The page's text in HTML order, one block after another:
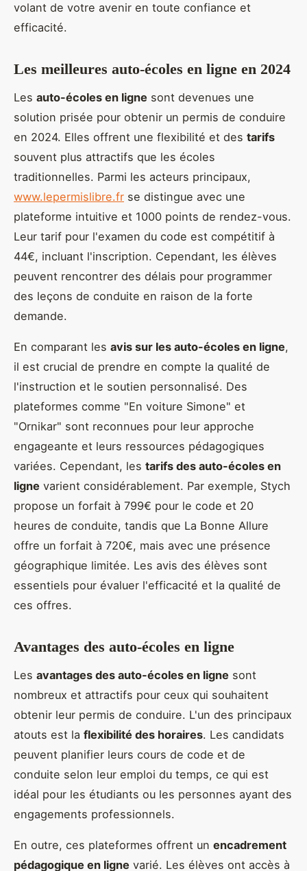
volant de votre avenir en toute confiance et
efficacité.
Les meilleures auto-écoles en ligne en 2024
Les auto-écoles en ligne sont devenues une
solution prisée pour obtenir un permis de conduire
en 2024. Elles offrent une flexibilité et des tarifs
souvent plus attractifs que les écoles
traditionnelles. Parmi les acteurs principaux,
www.lepermislibre.fr se distingue avec une
plateforme intuitive et 1000 points de rendez-vous.
Leur tarif pour l'examen du code est compétitif à
44€, incluant l'inscription. Cependant, les élèves
peuvent rencontrer des délais pour programmer
des leçons de conduite en raison de la forte
demande.
En comparant les avis sur les auto-écoles en ligne,
il est crucial de prendre en compte la qualité de
l'instruction et le soutien personnalisé. Des
plateformes comme "En voiture Simone" et
"Ornikar" sont reconnues pour leur approche
engageante et leurs ressources pédagogiques
variées. Cependant, les tarifs des auto-écoles en
ligne varient considérablement. Par exemple, Stych
propose un forfait à 799€ pour le code et 20
heures de conduite, tandis que La Bonne Allure
offre un forfait à 720€, mais avec une présence
géographique limitée. Les avis des élèves sont
essentiels pour évaluer l'efficacité et la qualité de
ces offres.
Avantages des auto-écoles en ligne
Les avantages des auto-écoles en ligne sont
nombreux et attractifs pour ceux qui souhaitent
obtenir leur permis de conduire. L'un des principaux
atouts est la flexibilité des horaires. Les candidats
peuvent planifier leurs cours de code et de
conduite selon leur emploi du temps, ce qui est
idéal pour les étudiants ou les personnes ayant des
engagements professionnels.
En outre, ces plateformes offrent un encadrement
pédagogique en ligne varié. Les élèves ont accès à